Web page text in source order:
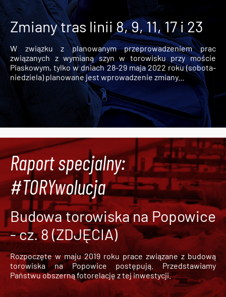
Zmiany tras linii 8, 9, 11, 17 i 23
W związku z planowanym przeprowadzeniem prac
związanych z wymianą szyn w torowisku przy moście
Piaskowym, tylko w dniach 28-29 maja 2022 roku (sobota-
niedziela) planowane jest wprowadzenie zmiany...
Raport specjalny:
#TORYwolucja
Budowa torowiska na Popowice
- cz. 8 (ZDJĘCIA)
Rozpoczęte w maju 2019 roku prace związane z budową
torowiska na Popowice
postępują. Przedstawiamy
Państwu obszerną fotorelację z tej inwestycji.